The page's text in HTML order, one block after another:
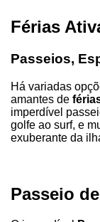
Férias
Passeios,
Há variadas
amantes de
imperdível
golfe ao surf, e
exuberante da
Passeio